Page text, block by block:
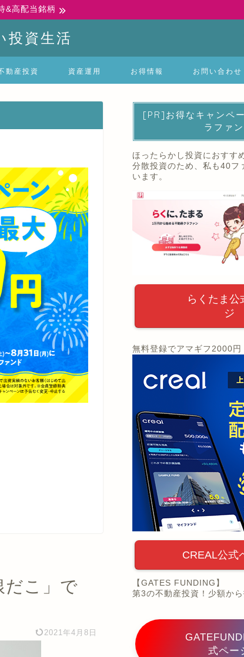
&高配当銘柄
投資生活
動産投資 資産運用 お得情報 お問い合わせ
だこ」で
2021年4月8日
[PR]お得なキャンペ
ラファン
ほったらかし投資におすす
分散投資のため、私も40フ
います。
らくたま公
ジ
無料登録でアマギフ2000円
CREAL公式
【GATES FUNDING】
第3の不動産投資！少額から
式ペー